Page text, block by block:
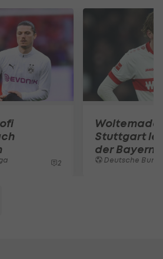
2
Stuttgart
der Bayern
Deutsche